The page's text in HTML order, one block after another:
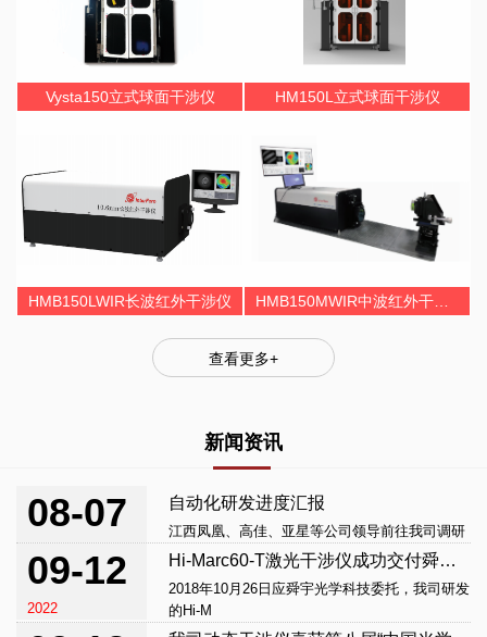
Vysta150立式球面干涉仪 HM150L立式球面干涉仪
HMB150LWIR长波红外干涉仪
查看更多+
新闻资讯
08-07 自动化研发进度汇报
江西凤凰、高佳、亚星等公司领导前往我司调研
09-12
2022
Hi-Marc60-T激光干涉仪成功交付舜宇光学科技
2018年10月26日应舜宇光学科技委托，我司研发
的Hi-M